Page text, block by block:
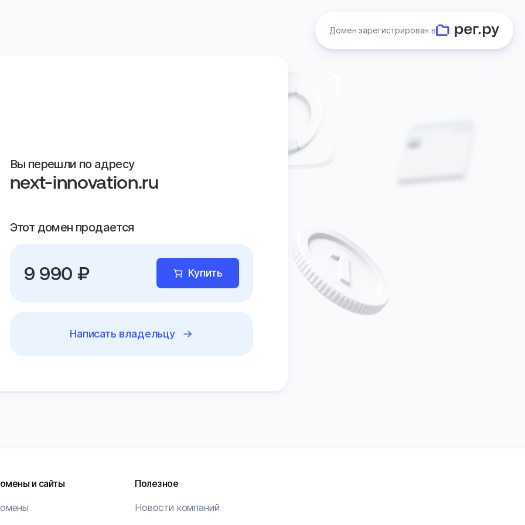
Домен зарегистрирован в
Вы перешли по адресу
next-innovation.ru
Этот домен продается
9 990 ₽ Купить
Написать владельцу
и сайты Полезное
Новости компаний